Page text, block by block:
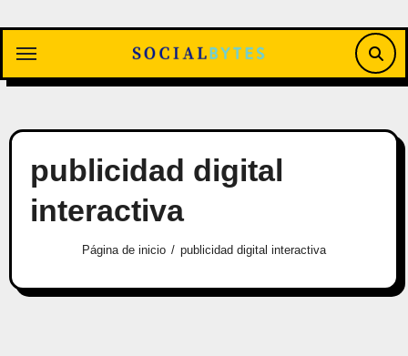
contenido
publicidad digital
interactiva
Página de inicio publicidad digital interactiva